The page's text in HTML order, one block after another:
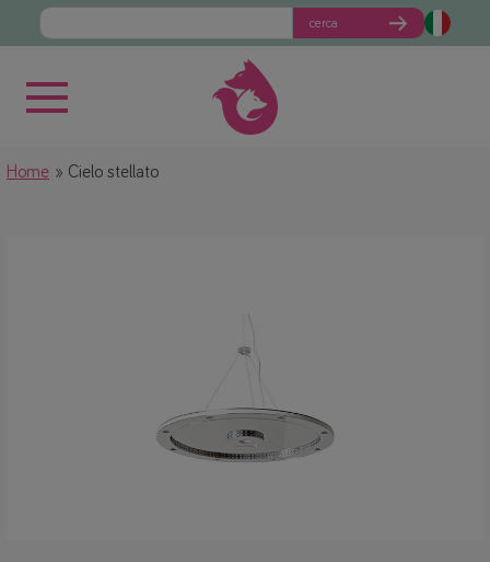
cerca
Home Cielo stellato